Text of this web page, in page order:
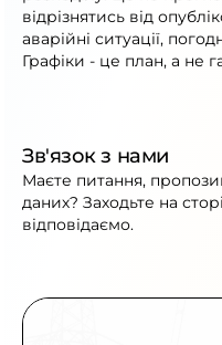
відрізнятись від
аварійні ситуації,
Графіки - це план, а не
Зв'язок з нами
Маєте питання,
даних? Заходьте на
відповідаємо.